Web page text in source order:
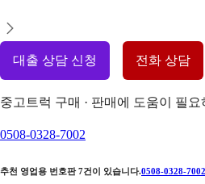
대출 상담 신청 전화 상담
중고트럭 구매 · 판매에 도움이 필요
0508-0328-7002
추천 영업용 번호판 7건이 있습니다.0508-0328-7002